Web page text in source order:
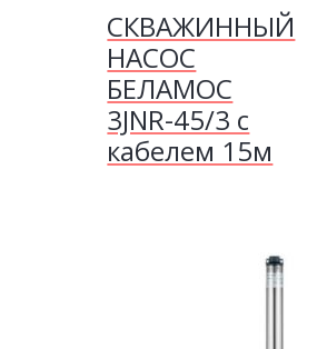
СКВАЖИННЫЙ
НАСОС
БЕЛАМОС
3JNR-45/3 с
кабелем 15м